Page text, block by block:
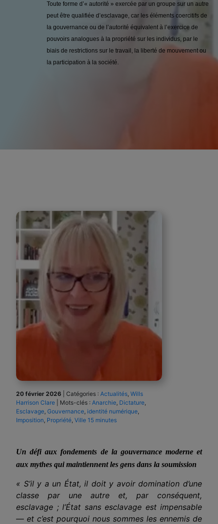
Toute forme d’« autorité » exercée par un groupe sur un autre
peut être qualifiée d’esclavage, car les éléments coercitifs de
la gouvernance ou de l’autorité équivalent à l’exercice de
pouvoirs analogues à la propriété sur les individus, par le
biais de restrictions sur le travail, la liberté de mouvement ou
la participation à la société.
20 février 2026 Catégories : Actualités Wills
Harrison Clare
Mots-clés : Anarchie Dictature
Esclavage Gouvernance identité numérique
Imposition Propriété Ville 15 minutes
Un défi aux fondements de la gouvernance moderne et
aux mythes qui maintiennent les gens dans la soumission
« S’il y a un État, il doit y avoir domination d’une
classe par une autre et, par conséquent,
esclavage ; l’État sans esclavage est impensable
— et c’est pourquoi nous sommes les ennemis de